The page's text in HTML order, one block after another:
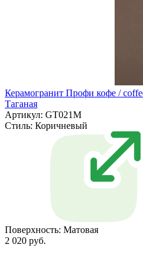
Керамогранит Профи кофе /
Таганая
Артикул: GT021M
Стиль: Коричневый
Поверхность: Матовая
2 020 руб.